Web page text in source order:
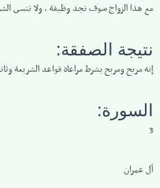
مع هذا الزواج سوف تجد وظيفة ، ولا تنسى
نتيجة الصفقة:
إنه مربح ومربح بشرط مراعاة قواعد الشريعة
السورة:
3
آل عمران